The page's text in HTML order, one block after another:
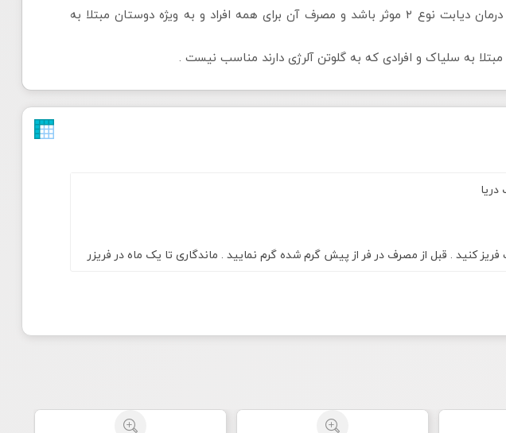
باکویت شاخص گلسیمی پایینی دارد بنابراین سطح قند خون را پایین نگه می دارد و می تواند در درمان دیابت نوع ۲ موثر باشد و مصرف آن برای همه افراد و به ویژه دوستان مبتلا به
کنید . قبل از مصرف در فر از پیش گرم شده گرم نمایید . ماندگاری تا یک ماه در فریزر